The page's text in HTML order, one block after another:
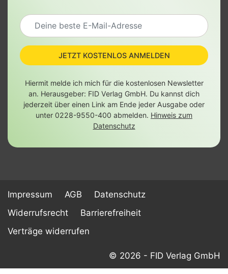
JETZT KOSTENLOS ANMELDEN
Hiermit melde ich mich für die kostenlosen Newsletter
an. Herausgeber: FID Verlag GmbH. Du kannst dich
jederzeit über einen Link am Ende jeder Ausgabe oder
unter 0228-9550-400 abmelden. Hinweis zum
Datenschutz
Impressum AGB
Datenschutz
Widerrufsrecht
Barrierefreiheit
Verträge widerrufen
© 2026 - FID Verlag GmbH